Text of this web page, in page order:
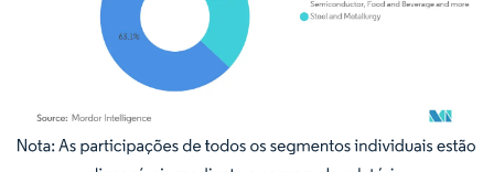
Imagem © Mordor Intelligence. O reuso requer atribuição conforme CC BY 4.0.